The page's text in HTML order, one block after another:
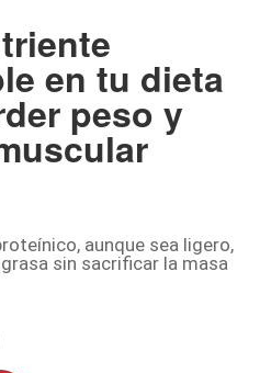
en tu dieta
peso y
aunque sea ligero,
sin sacrificar la masa